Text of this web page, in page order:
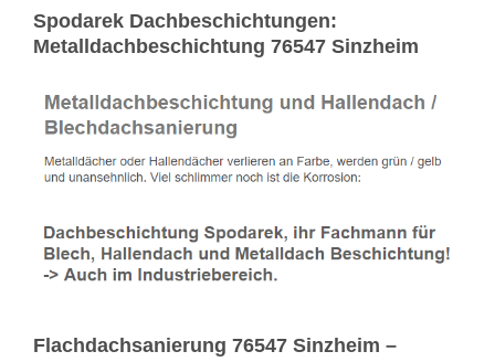
Spodarek Dachbeschichtungen:
Metalldachbeschichtung 76547 Sinzheim
Flachdachsanierung 76547 Sinzheim –